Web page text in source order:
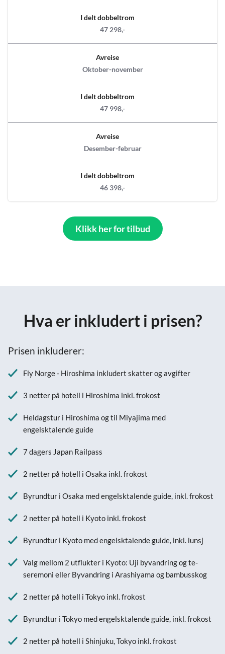
I delt dobbeltrom
47 298,-
Avreise
Oktober-november
I delt dobbeltrom
47 998,-
Avreise
Desember-februar
I delt dobbeltrom
46 398,-
Klikk her for tilbud
Hva er inkludert i prisen?
Prisen inkluderer:
Fly Norge - Hiroshima inkludert skatter og avgifter
3 netter på hotell i Hiroshima inkl. frokost
Heldagstur i Hiroshima og til Miyajima med
engelsktalende guide
7 dagers Japan Railpass
2 netter på hotell i Osaka inkl. frokost
Byrundtur i Osaka med engelsktalende guide, inkl. frokost
2 netter på hotell i Kyoto inkl. frokost
Byrundtur i Kyoto med engelsktalende guide, inkl. lunsj
Valg mellom 2 utflukter i Kyoto: Uji byvandring og te-
seremoni eller Byvandring i Arashiyama og bambusskog
2 netter på hotell i Tokyo inkl. frokost
Byrundtur i Tokyo med engelsktalende guide, inkl. frokost
2 netter på hotell i Shinjuku, Tokyo inkl. frokost